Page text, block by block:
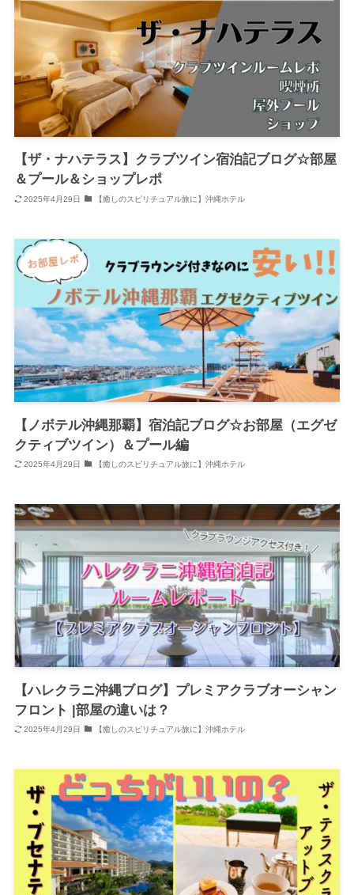
【ザ・ナハテラス】クラブツイン宿泊記ブログ☆部屋
＆プール＆ショップレポ
2025年4月29日 【癒しのスピリチュアル旅に】沖縄ホテル
【ノボテル沖縄那覇】宿泊記ブログ☆お部屋（エグゼ
クティブツイン）＆プール編
2025年4月29日 【癒しのスピリチュアル旅に】沖縄ホテル
【ハレクラニ沖縄ブログ】プレミアクラブオーシャン
フロント |部屋の違いは？
2025年4月29日 【癒しのスピリチュアル旅に】沖縄ホテル